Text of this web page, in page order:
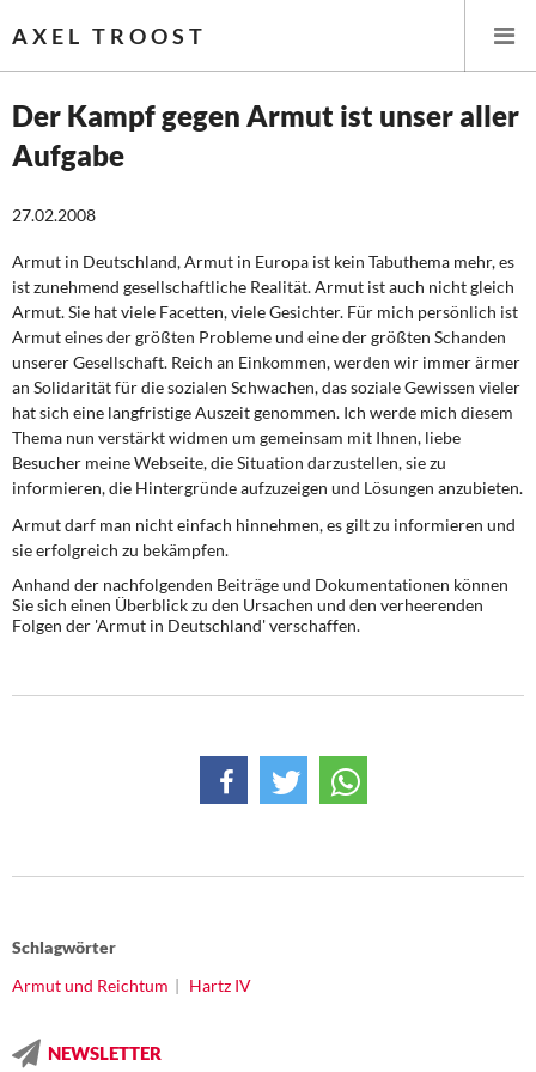
AXEL TROOST
Startseite
Themen
Leitlinien linker Wirtschafts- und Finanzpolitik
Wirtschaftspolitik
Steuer- und Finanzpolitik
Öffentliche Infrastruktur und Daseinsvorsorge
Eurokrise und Griechenland
DIE LINKE
Weitere Themen
Rosa-Luxemburg-Stiftung
Der Kampf gegen Armut ist unser aller
Aufgabe
27.02.2008
Armut in Deutschland, Armut in Europa ist kein Tabuthema mehr, es
ist zunehmend gesellschaftliche Realität. Armut ist auch nicht gleich
Armut. Sie hat viele Facetten, viele Gesichter. Für mich persönlich ist
Armut eines der größten Probleme und eine der größten Schanden
unserer Gesellschaft. Reich an Einkommen, werden wir immer ärmer
an Solidarität für die sozialen Schwachen, das soziale Gewissen vieler
hat sich eine langfristige Auszeit genommen. Ich werde mich diesem
Thema nun verstärkt widmen um gemeinsam mit Ihnen, liebe
Besucher meine Webseite, die Situation darzustellen, sie zu
informieren, die Hintergründe aufzuzeigen und Lösungen anzubieten.
Armut darf man nicht einfach hinnehmen, es gilt zu informieren und
sie erfolgreich zu bekämpfen.
Anhand der nachfolgenden Beiträge und Dokumentationen können
Sie sich einen Überblick zu den Ursachen und den verheerenden
Folgen der 'Armut in Deutschland' verschaffen.
Schlagwörter
Armut und Reichtum
Hartz IV
NEWSLETTER